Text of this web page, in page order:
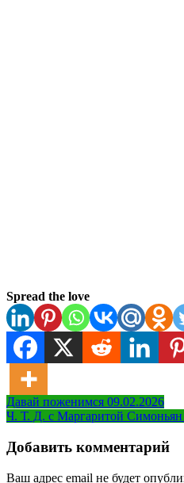
Spread the love
Навигация
по
записям
Давай поженимся 09.02.2026
Ч. Т. Д. с Маргаритой Симоньян
Добавить комментарий
Ваш адрес email не будет